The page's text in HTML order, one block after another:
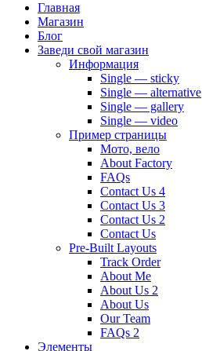
Главная
Магазин
Блог
Заведи свой магазин
Информация
Single — sticky
Single — alternative
Single — gallery
Single — video
Пример страницы
Мото, вело
About Factory
FAQs
Contact Us 4
Contact Us 3
Contact Us 2
Contact Us
Pre-Built Layouts
Track Order
About Me
About Us 2
About Us
Our Team
FAQs 2
Элементы